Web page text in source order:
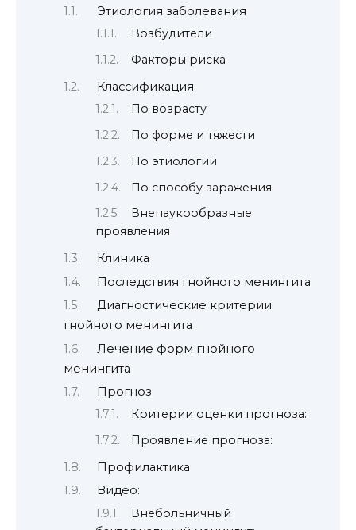
Этиология заболевания
Возбудители
Факторы риска
Классификация
По возрасту
По форме и тяжести
По этиологии
По способу заражения
Внепаукообразные
проявления
Клиника
Последствия гнойного менингита
Диагностические критерии
гнойного менингита
Лечение форм гнойного
менингита
Прогноз
Критерии оценки прогноза:
Проявление прогноза:
Профилактика
Видео:
Внебольничный